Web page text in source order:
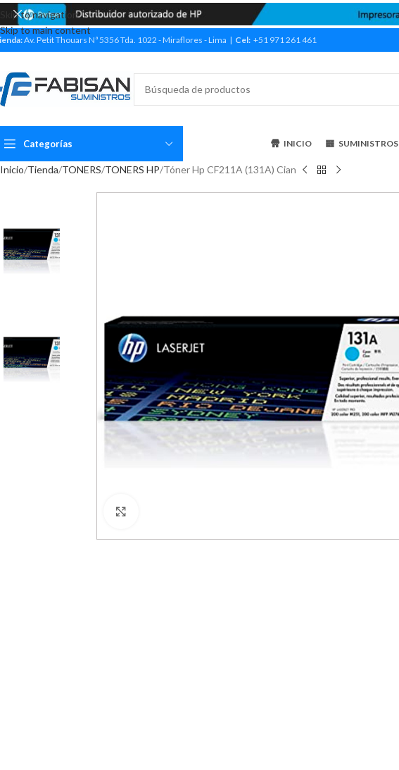
Skip to navigation
Skip to main content
Av. Petit Thouars Nª 5356 Tda. 1022 - Miraflores - Lima | Cel: +51 971 261 461
Categorías INICIO SUMINISTROS
Inicio Tienda TONERS TONERS HP Tóner Hp CF211A (131A) Cian